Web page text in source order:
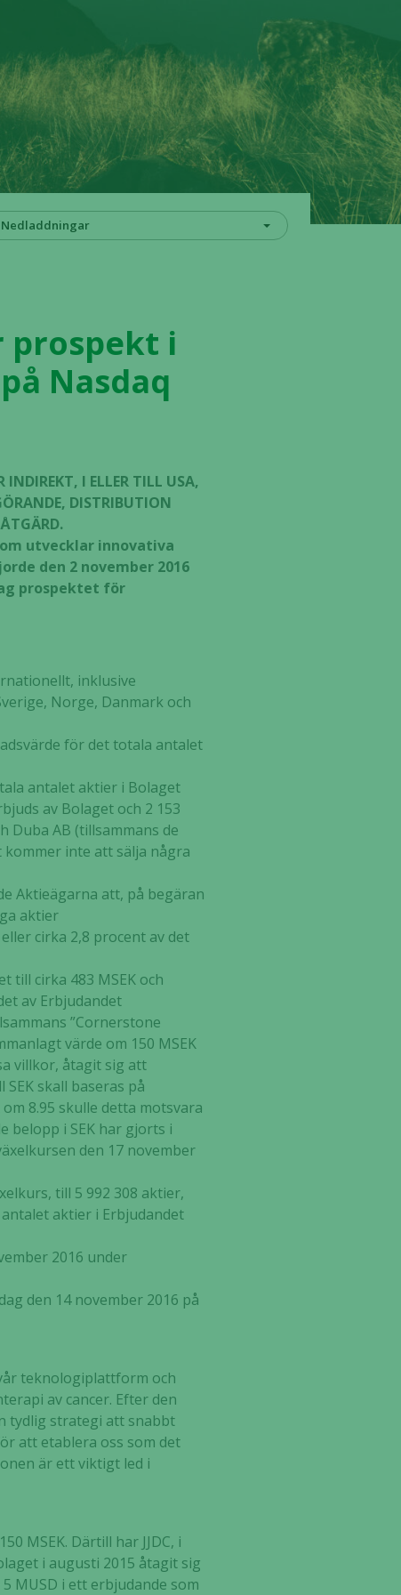
Nedladdningar
prospekt i
Nasdaq
INDIREKT, I ELLER TILL USA,
DISTRIBUTION
utvecklar innovativa
den 2 november 2016
prospektet för
inklusive
Norge, Danmark och
för det totala antalet
antalet aktier i Bolaget
av Bolaget och 2 153
Duba AB (tillsammans de
kommer inte att sälja några
Aktieägarna att, på begäran
aktier
cirka 2,8 procent av det
cirka 483 MSEK och
av Erbjudandet
”Cornerstone
värde om 150 MSEK
villkor, åtagit sig att
skall baseras på
8.95 skulle detta motsvara
belopp i SEK har gjorts i
den 17 november
till 5 992 308 aktier,
aktier i Erbjudandet
2016 under
den 14 november 2016 på
teknologiplattform och
av cancer. Efter den
tydlig strategi att snabbt
att etablera oss som det
är ett viktigt led i
MSEK. Därtill har JJDC, i
i augusti 2015 åtagit sig
MUSD i ett erbjudande som